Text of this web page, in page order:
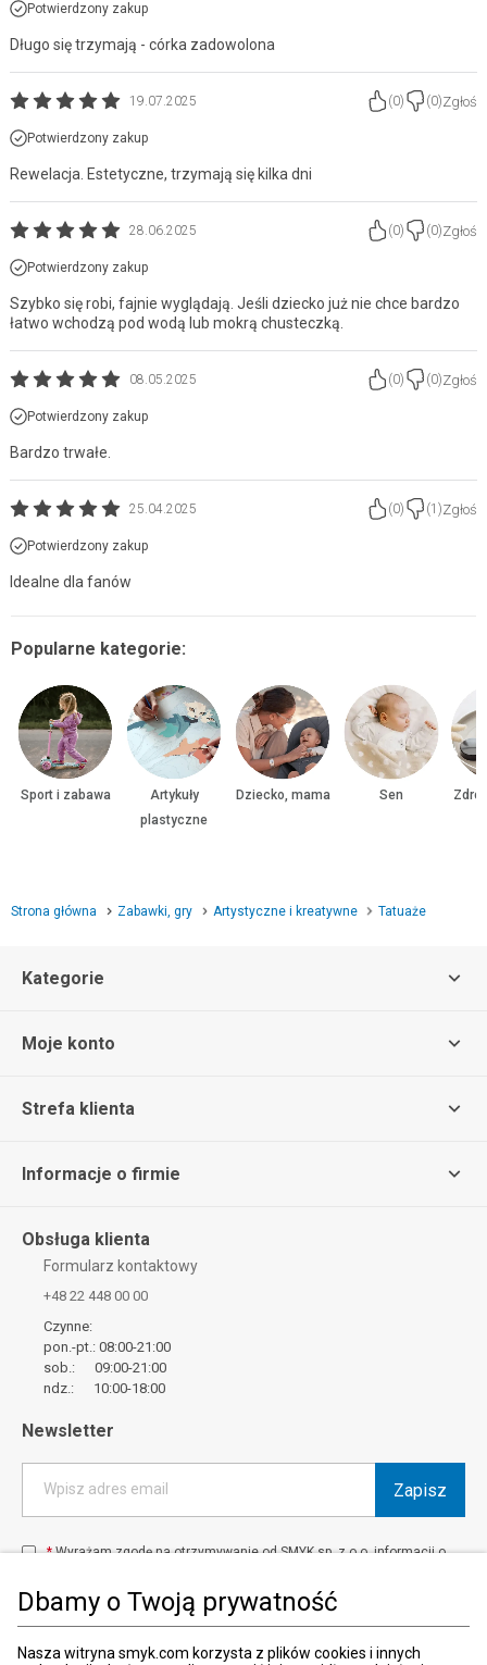
Dbamy o Twoją prywatność
Nasza witryna smyk.com korzysta z plików cookies i innych
Potwierdzony zakup
Długo się trzymają - córka zadowolona
19.07.2025 (0) (0)Zgłoś
Potwierdzony zakup
Rewelacja. Estetyczne, trzymają się kilka dni
28.06.2025 (0) (0)Zgłoś
Potwierdzony zakup
Szybko się robi, fajnie wyglądają. Jeśli dziecko już nie chce bardzo
łatwo wchodzą pod wodą lub mokrą chusteczką.
08.05.2025 (0) (0)Zgłoś
Potwierdzony zakup
Bardzo trwałe.
25.04.2025 (0) (1 )Zgłoś
Potwierdzony zakup
Idealne dla fanów
Popularne kategorie:
Sport i zabawa
Artykuły
plastyczne
Dziecko, mama Sen
Strona główna Zabawki, gry Artystyczne i kreatywne Tatuaże
Kategorie
Moje konto
Strefa klienta
Informacje o firmie
Obsługa klienta
Formularz kontaktowy
+48 22 448 00 00
Czynne:
pon.-pt.: 08:00-21:00
sob.: 09:00-21:00
ndz.: 10:00-18:00
Newsletter
Wpisz adres email Zapisz
*Wyrażam zgodę na otrzymywanie od SMYK sp. z o.o. informacji o
elektronicznej (e-mail).
W każdej chwili możesz z łatwością cofnąć wyrażone zgody.